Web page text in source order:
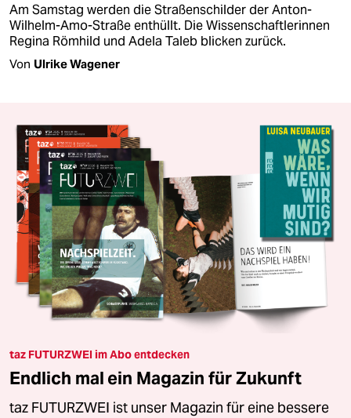
Am Samstag werden die Straßenschilder der Anton-
Wilhelm-Amo-Straße enthüllt. Die Wissenschaftlerinnen
Regina Römhild und Adela Taleb blicken zurück.
Von Ulrike Wagener
taz FUTURZWEI im Abo entdecken
Endlich mal ein Magazin für Zukunft
taz FUTURZWEI ist unser Magazin für eine bessere